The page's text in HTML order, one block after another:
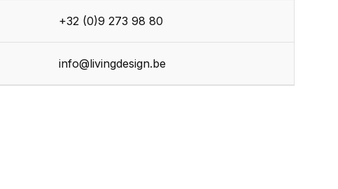
+32 (0)9 273 98 80
info@livingdesign.be